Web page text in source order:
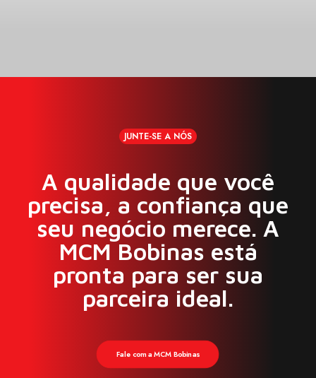
BOBINA DE CAMPO - RAMPA DE
CADEIRANTE - 24V
Ver produto
JUNTE-SE A NÓS
A qualidade que você
precisa, a confiança que
seu negócio merece. A
MCM Bobinas está
pronta para ser sua
parceira ideal.
Fale com a MCM Bobinas